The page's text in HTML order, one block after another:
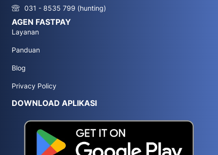
031 - 8535 799 (hunting)
AGEN FASTPAY
Layanan
Panduan
Blog
Privacy Policy
DOWNLOAD APLIKASI